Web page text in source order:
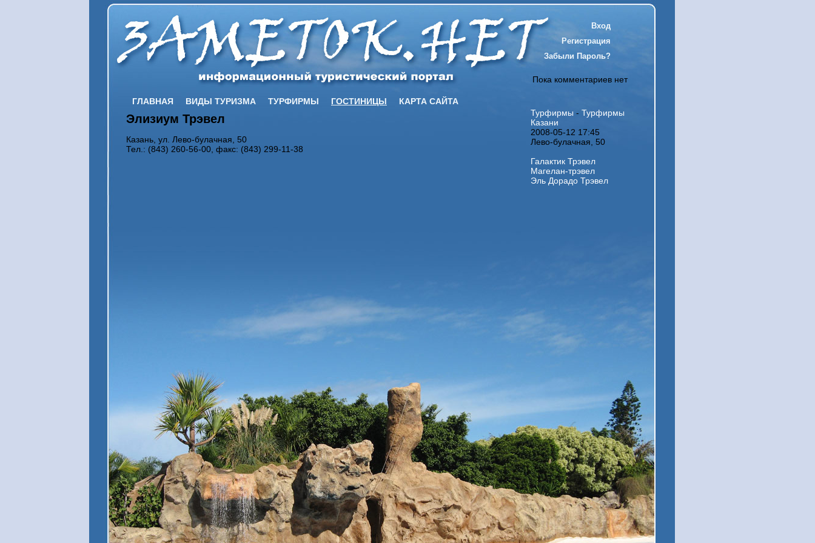
Вход
Регистрация
Забыли Пароль?
ГЛАВНАЯ ВИДЫ ТУРИЗМА ТУРФИРМЫ ГОСТИНИЦЫ КАРТА САЙТА
Элизиум Трэвел
Казань, ул. Лево-булачная, 50
Тел.: (843) 260-56-00, факс: (843) 299-11-38
Пока комментариев нет
Турфирмы - Турфирмы
Казани
2008-05-12 17:45
Лево-булачная, 50
Галактик Трэвел
Магелан-трэвел
Эль Дорадо Трэвел